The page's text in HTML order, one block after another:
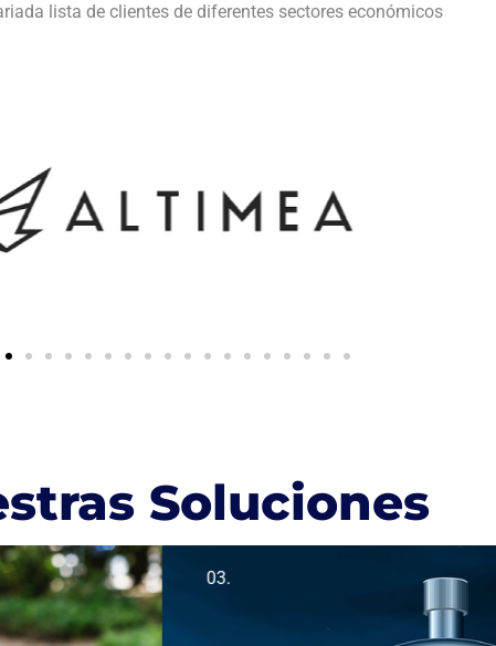
lista de clientes de diferentes sectores económicos
Soluciones
03.